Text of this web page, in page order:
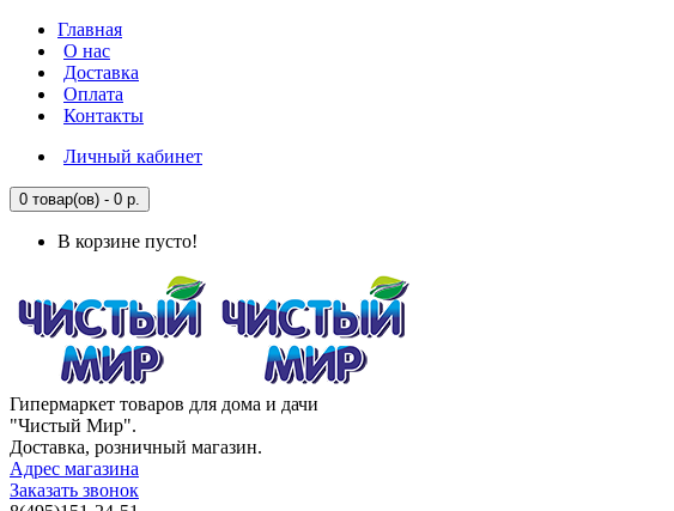
Главная
О нас
Доставка
Оплата
Контакты
Личный кабинет
0 товар(ов) - 0 р.
В корзине пусто!
Гипермаркет товаров для дома и дачи
"Чистый Мир".
Доставка, розничный магазин.
Адрес магазина
Заказать звонок